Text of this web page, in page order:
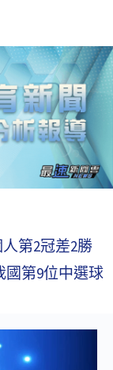
第2冠差2勝
國第9位中選球